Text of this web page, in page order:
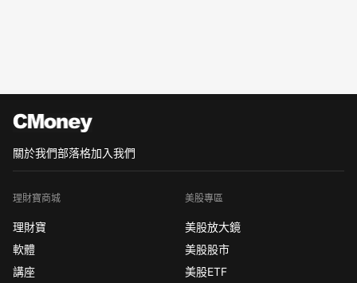
關於我們部落格加入我們
理財寶商城
理財寶
軟體
講座
美股專區
美股放大鏡
美股股市
美股ETF